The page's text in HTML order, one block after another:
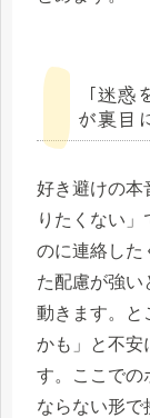
「迷
が裏目
好き避けの本
りたくない
のに連絡した
た配慮が強い
動きます。と
かも」と不安
す。ここでの
ならない形で